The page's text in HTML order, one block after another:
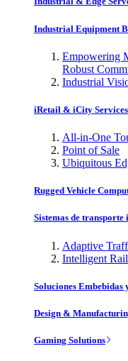
Industrial Equipment
Empowering
Robust
Industrial
iRetail & iCity Services
All-in-One
Point of Sale
Ubiquitous
Rugged Vehicle
Sistemas de transporte
Adaptive
Intelligent
Soluciones Embebidas
Design &
Gaming Solutions